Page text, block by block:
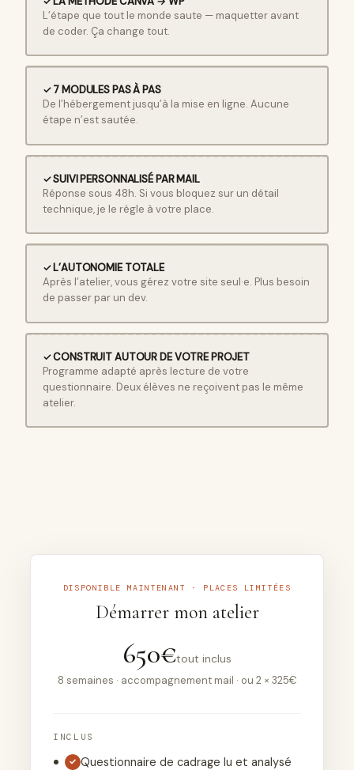
L’étape que tout le monde saute — maquetter avant
de coder. Ça change tout.
✓ 7 MODULES PAS À PAS
De l’hébergement jusqu’à la mise en ligne. Aucune
étape n’est sautée.
✓ SUIVI PERSONNALISÉ PAR MAIL
Réponse sous 48h. Si vous bloquez sur un détail
technique, je le règle à votre place.
✓ L’AUTONOMIE TOTALE
Après l’atelier, vous gérez votre site seul·e. Plus besoin
de passer par un dev.
✓ CONSTRUIT AUTOUR DE VOTRE PROJET
Programme adapté après lecture de votre
questionnaire. Deux élèves ne reçoivent pas le même
atelier.
DISPONIBLE MAINTENANT · PLACES LIMITÉES
Démarrer mon atelier
650€tout inclus
8 semaines · accompagnement mail · ou 2 × 325€
INCLUS
✓ Questionnaire de cadrage lu et analysé